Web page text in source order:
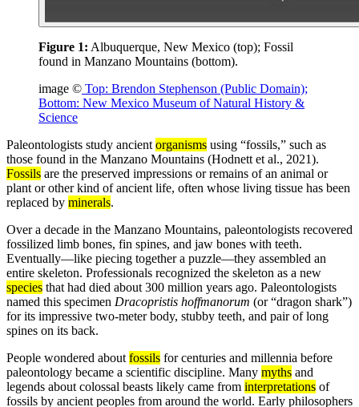
Figure 1: Albuquerque, New Mexico (top); Fossil
found in Manzano Mountains (bottom).
image © Top: Brendon Stephenson (Public Domain);
Bottom: New Mexico Museum of Natural History &
Science
Paleontologists study ancient organisms using “fossils,” such as
those found in the Manzano Mountains (Hodnett et al., 2021).
Fossils are the preserved impressions or remains of an animal or
plant or other kind of ancient life, often whose living tissue has been
replaced by minerals.
Over a decade in the Manzano Mountains, paleontologists recovered
fossilized limb bones, fin spines, and jaw bones with teeth.
Eventually—like piecing together a puzzle—they assembled an
entire skeleton. Professionals recognized the skeleton as a new
species that had died about 300 million years ago. Paleontologists
named this specimen Dracopristis hoffmanorum (or “dragon shark”)
for its impressive two-meter body, stubby teeth, and pair of long
spines on its back.
People wondered about fossils for centuries and millennia before
paleontology became a scientific discipline. Many myths and
legends about colossal beasts likely came from interpretations of
fossils by ancient peoples from around the world. Early philosophers